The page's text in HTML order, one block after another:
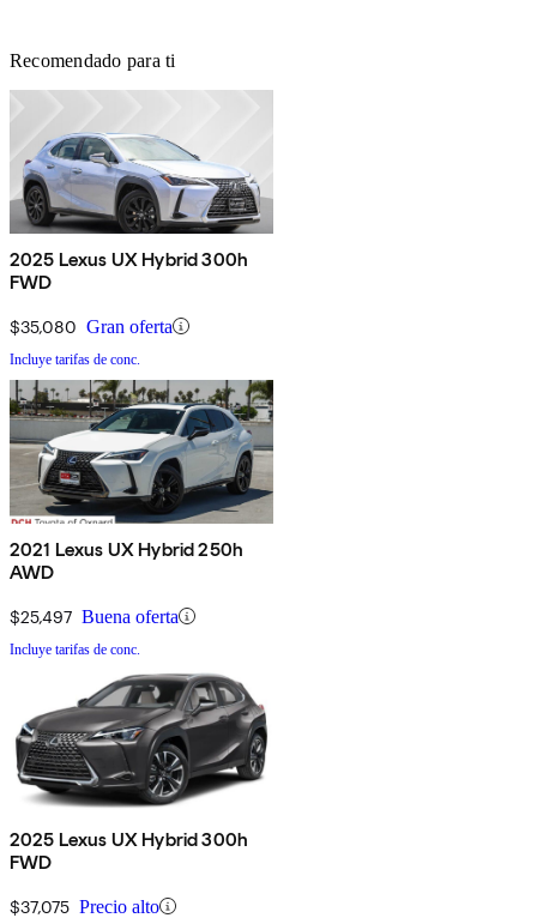
Recomendado para ti
2025 Lexus UX Hybrid 300h
FWD
$35,080 Gran oferta
Incluye tarifas de conc.
2021 Lexus UX Hybrid 250h
AWD
$25,497 Buena oferta
Incluye tarifas de conc.
2025 Lexus UX Hybrid 300h
FWD
$37,075 Precio alto